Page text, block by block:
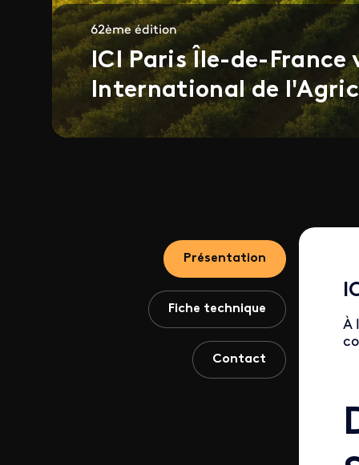
62ème édition
ICI Paris Île-de-France
International de
Présentation
Fiche technique
Contact
À